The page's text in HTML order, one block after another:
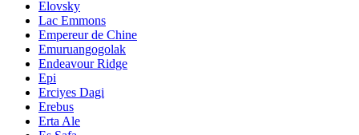
Elovsky
Lac Emmons
Empereur de Chine
Emuruangogolak
Endeavour Ridge
Epi
Erciyes Dagi
Erebus
Erta Ale